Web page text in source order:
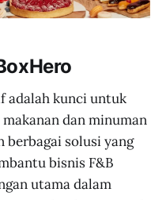
adalah kunci untuk
dan minuman
berbagai solusi yang
bisnis F&B
utama dalam